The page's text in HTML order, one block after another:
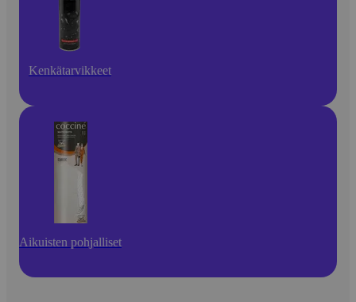
Kenkätarvikkeet
Aikuisten pohjalliset